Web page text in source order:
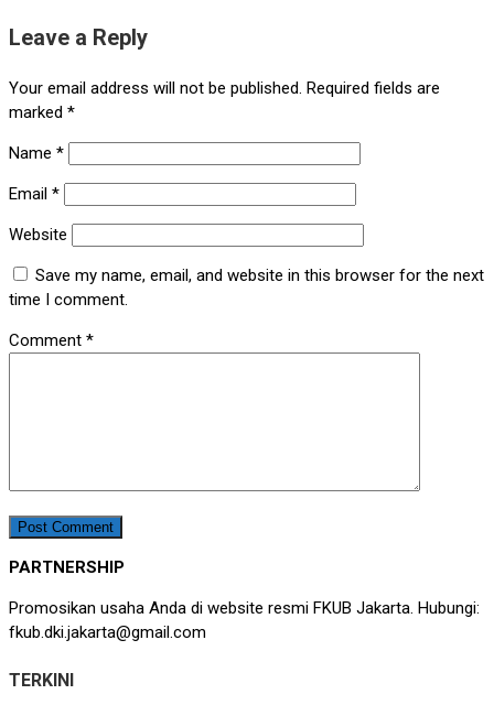
Leave a Reply
Your email address will not be published. Required fields are
marked *
Name *
Email *
Website
Save my name, email, and website in this browser for the next
time I comment.
Comment *
PARTNERSHIP
Promosikan usaha Anda di website resmi FKUB Jakarta. Hubungi:
fkub.dki.jakarta@gmail.com
TERKINI